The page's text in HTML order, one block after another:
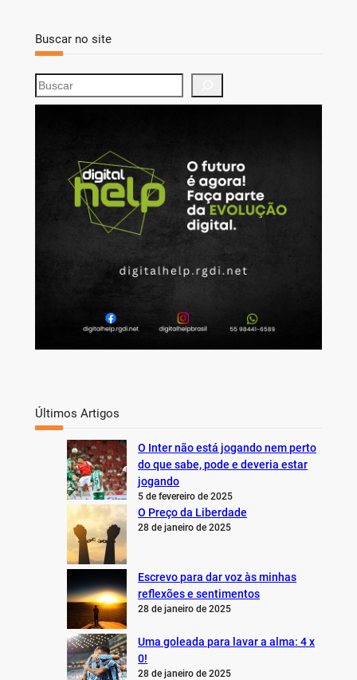
Buscar no site
S
e
Últimos Artigos
O Inter não está jogando nem perto
do que sabe, pode e deveria estar
jogando
5 de fevereiro de 2025
O Preço da Liberdade
28 de janeiro de 2025
Escrevo para dar voz às minhas
reflexões e sentimentos
28 de janeiro de 2025
Uma goleada para lavar a alma: 4 x
0!
28 de janeiro de 2025